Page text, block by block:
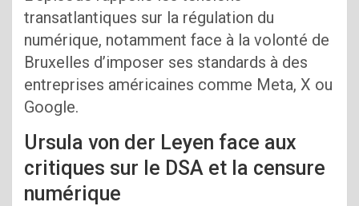
transatlantiques sur la régulation du
numérique, notamment face à la volonté de
Bruxelles d’imposer ses standards à des
entreprises américaines comme Meta, X ou
Google.
Ursula von der Leyen face aux
critiques sur le DSA et la censure
numérique